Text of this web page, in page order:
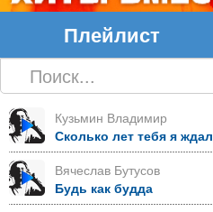
Плейлист
Кузьмин Владимир
Сколько лет тебя я ждал
Вячеслав Бутусов
Будь как будда